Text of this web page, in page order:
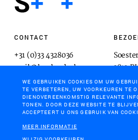
CONTACT
+31 (0)33 4328036
mail@hnsland.nl
3812
POSTADRES
Postbus 1603
WE GEBRUIKEN COOKIES OM UW
TE VERBETEREN, UW VOORKEUREN TE
DIENOVEREENKOMSTIG RELEVANTE
TONEN. DOOR DEZE WEBSITE TE
ACCEPTEERT U ONS GEBRUIK VAN
MEER INFORMATIE